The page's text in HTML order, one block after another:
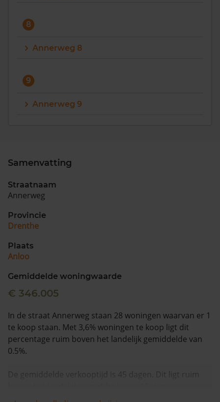
8
Annerweg 8
9
Annerweg 9
Samenvatting
Straatnaam
Annerweg
Provincie
Drenthe
Plaats
Anloo
Gemiddelde woningwaarde
€ 346.005
In de straat Annerweg staan 28 woningen waarvan er 1
te koop staan. Met 3,6% woningen te koop ligt dit
percentage ruim boven het landelijk gemiddelde van
0.5%.
De gemiddelde verkooptijd is 45 dagen. Dit ligt ruim